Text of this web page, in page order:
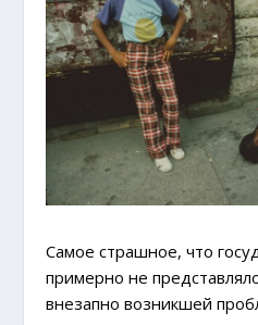
Самое страшное, что
примерно не
внезапно возникшей